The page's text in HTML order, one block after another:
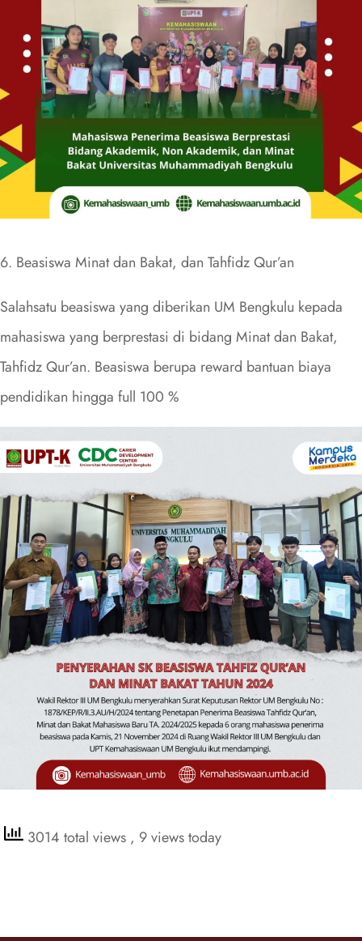
6. Beasiswa Minat dan Bakat, dan Tahfidz Qur’an
Salahsatu beasiswa yang diberikan UM Bengkulu kepada
mahasiswa yang berprestasi di bidang Minat dan Bakat,
Tahfidz Qur’an. Beasiswa berupa reward bantuan biaya
pendidikan hingga full 100 %
3014 total views , 9 views today